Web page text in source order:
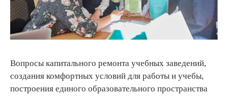
Вопросы капитального ремонта учебных заведений,
создания комфортных условий для работы и учебы,
построения единого образовательного пространства